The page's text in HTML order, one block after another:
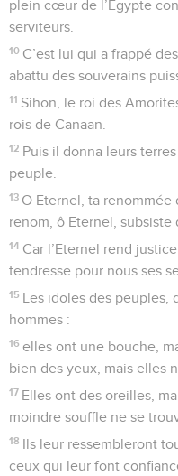
plein cœur de l’Egypte
serviteurs.
10 C’est lui qui a frappé
abattu des souverains
11 Sihon, le roi des
rois de Canaan.
12 Puis il donna leurs
peuple.
13 O Eternel, ta renommée
renom, ô Eternel, subsiste
14 Car l’Eternel rend
tendresse pour nous ses
15 Les idoles des peuples,
hommes :
16 elles ont une bouche,
bien des yeux, mais elles
17 Elles ont des oreilles,
moindre souffle ne se
18 Ils leur ressembleront
ceux qui leur font